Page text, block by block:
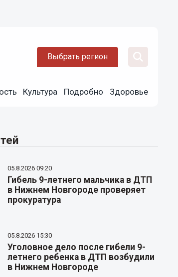
Выбрать регион
Культура Подробно Здоровье
05.8.2026 09:20
Гибель 9-летнего мальчика в ДТП
в Нижнем Новгороде проверяет
прокуратура
05.8.2026 15:30
Уголовное дело после гибели 9-
летнего ребенка в ДТП возбудили
в Нижнем Новгороде